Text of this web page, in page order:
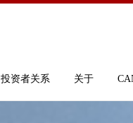
投资者关系 关于